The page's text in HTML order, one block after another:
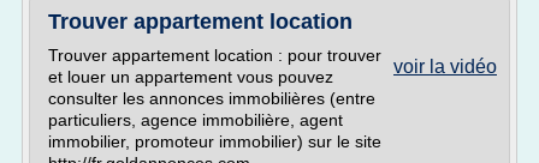
Trouver appartement location
voir la vidéo
Trouver appartement location : pour trouver
et louer un appartement vous pouvez
consulter les annonces immobilières (entre
particuliers, agence immobilière, agent
immobilier, promoteur immobilier) sur le site